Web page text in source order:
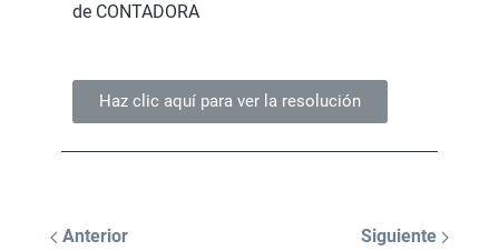
de CONTADORA
Haz clic aquí para ver la resolución
Anterior Siguiente